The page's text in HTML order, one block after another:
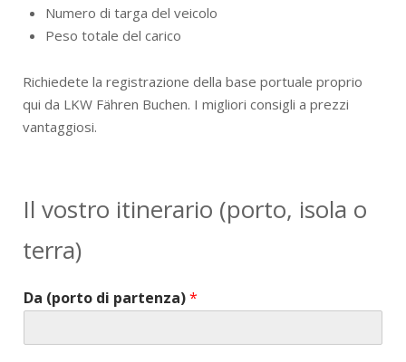
Numero di targa del veicolo
Peso totale del carico
Richiedete la registrazione della base portuale proprio
qui da LKW Fähren Buchen. I migliori consigli a prezzi
vantaggiosi.
Il vostro itinerario (porto, isola o
terra)
Da (porto di partenza)*